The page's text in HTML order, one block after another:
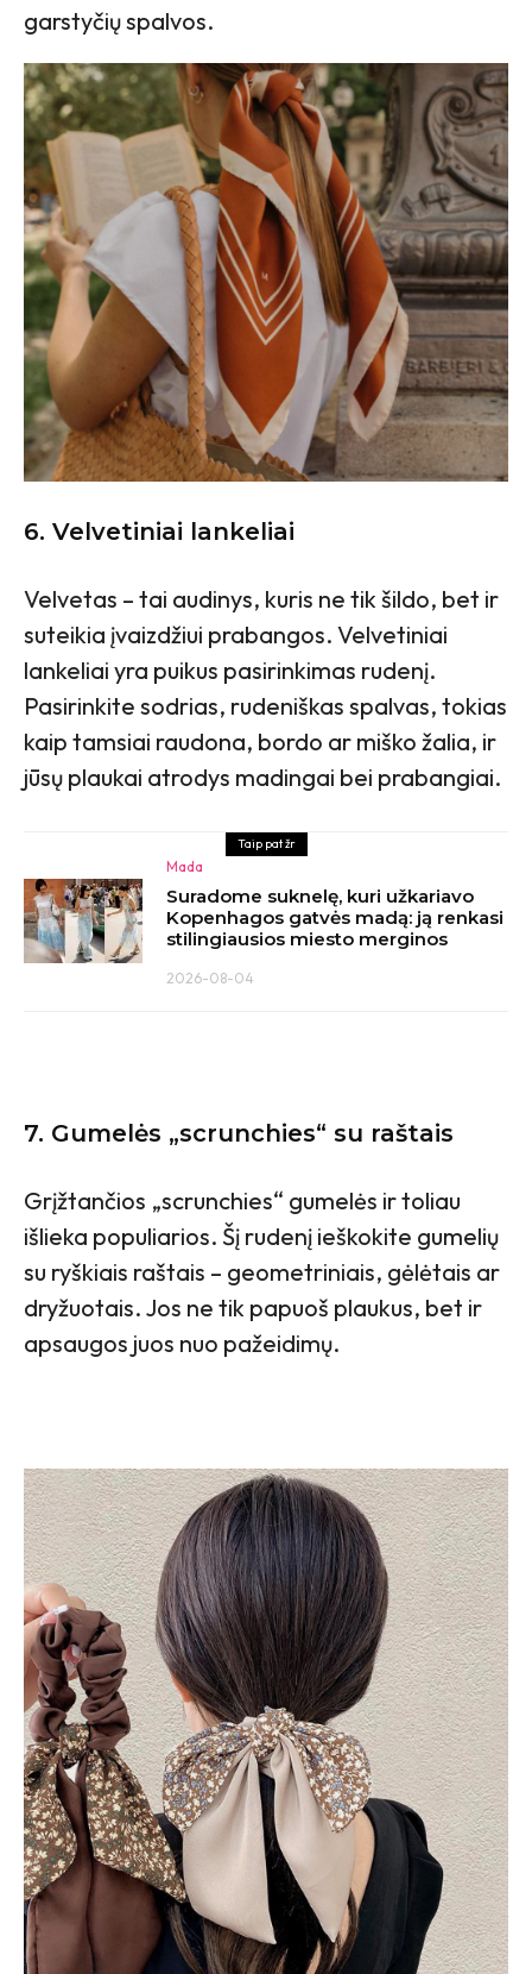
garstyčių spalvos.
6. Velvetiniai lankeliai
Velvetas – tai audinys, kuris ne tik šildo, bet ir
suteikia įvaizdžiui prabangos. Velvetiniai
lankeliai yra puikus pasirinkimas rudenį.
Pasirinkite sodrias, rudeniškas spalvas, tokias
kaip tamsiai raudona, bordo ar miško žalia, ir
jūsų plaukai atrodys madingai bei prabangiai.
Taip pat žr
Mada
Suradome suknelę, kuri užkariavo
Kopenhagos gatvės madą: ją renkasi
stilingiausios miesto merginos
2026-08-04
7. Gumelės „scrunchies“ su raštais
Grįžtančios „scrunchies“ gumelės ir toliau
išlieka populiarios. Šį rudenį ieškokite gumelių
su ryškiais raštais – geometriniais, gėlėtais ar
dryžuotais. Jos ne tik papuoš plaukus, bet ir
apsaugos juos nuo pažeidimų.